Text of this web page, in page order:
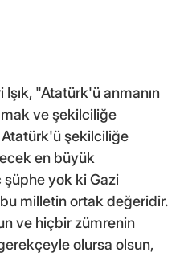
Işık, "Atatürk'ü anmanın
ve şekilciliğe
şekilciliğe
en büyük
şüphe yok ki Gazi
milletin ortak değeridir.
ve hiçbir zümrenin
olursa olsun,